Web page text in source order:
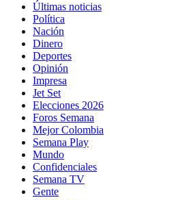
Últimas noticias
Política
Nación
Dinero
Deportes
Opinión
Impresa
Jet Set
Elecciones 2026
Foros Semana
Mejor Colombia
Semana Play
Mundo
Confidenciales
Semana TV
Gente